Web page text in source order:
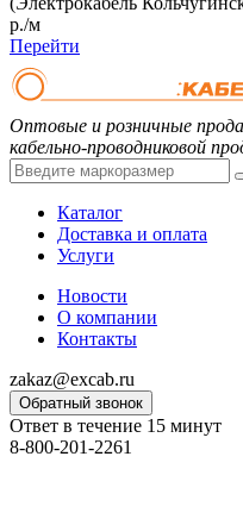
р./м
Перейти
Оптовые и розничные
кабельно-проводниковой
Каталог
Доставка и оплата
Услуги
Новости
О компании
Контакты
zakaz@excab.ru
Обратный звонок
Ответ в течение 15 минут
8-800-201-2261